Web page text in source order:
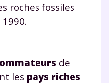
roches fossiles
de
les pays riches